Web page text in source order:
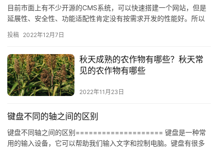
目前市面上有不少开源的CMS系统，可以快速搭建一个网站，但是
延展性、安全性、功能适配性肯定没有按需求开发的性能好。所以
投稿 2022年12月7日
秋天成熟的农作物有哪些？秋天常
见的农作物有哪些
2022年11月23日
键盘不同的轴之间的区别
键盘不同轴之间的区别==================== 键盘是一种常
用的输入设备，它可以帮助我们输入文字和控制电脑。键盘有很多